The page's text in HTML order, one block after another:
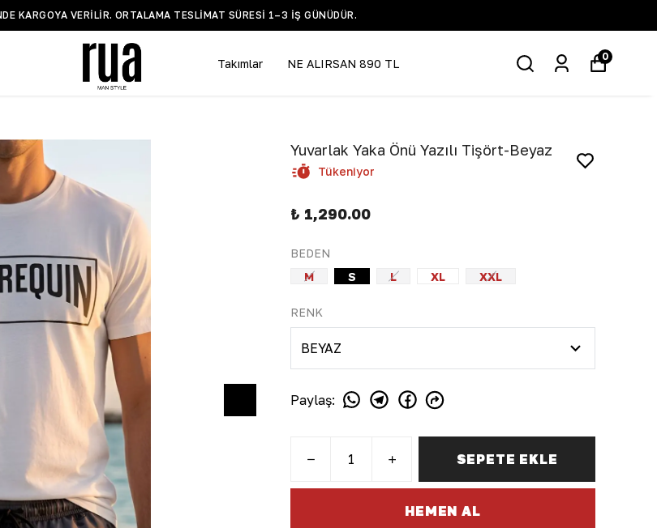
KARGOYA VERILIR. ORTALAMA TESLIMAT SÜRESI 1–3 IŞ GÜNÜDÜR.
Takımlar NE ALIRSAN 890 TL
0
Yuvarlak Yaka Önü Yazılı Tişört-Beyaz
Tükeniyor
₺ 1,290.00
BEDEN
M
S L XL XXL
RENK
Paylaş:
SEPETE EKLE
HEMEN AL